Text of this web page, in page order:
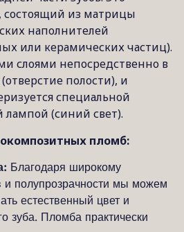
состоящий из матрицы
наполнителей
или керамических частиц).
слоями непосредственно в
полости), и
специальной
(синий свет).
пломб:
Благодаря широкому
и полупрозрачности мы можем
естественный цвет и
зуба. Пломба практически